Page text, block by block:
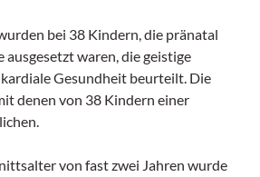
bei 38 Kindern, die pränatal
waren, die geistige
Gesundheit beurteilt. Die
denen von 38 Kindern einer
von fast zwei Jahren wurde